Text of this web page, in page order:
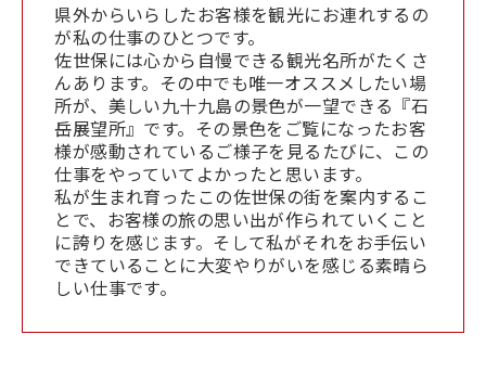
県外からいらしたお客様を観光にお連れするの
が私の仕事のひとつです。
佐世保には心から自慢できる観光名所がたくさ
んあります。その中でも唯一オススメしたい場
所が、美しい九十九島の景色が一望できる『石
岳展望所』です。その景色をご覧になったお客
様が感動されているご様子を見るたびに、この
仕事をやっていてよかったと思います。
私が生まれ育ったこの佐世保の街を案内するこ
とで、お客様の旅の思い出が作られていくこと
に誇りを感じます。そして私がそれをお手伝い
できていることに大変やりがいを感じる素晴ら
しい仕事です。